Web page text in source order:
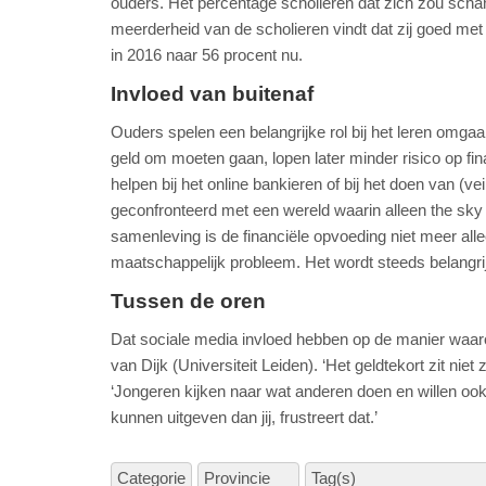
meerderheid van de scholieren vindt dat zij goed
in 2016 naar 56 procent nu.
Invloed van buitenaf
Ouders spelen een belangrijke rol bij het leren
geld om moeten gaan, lopen later minder risico op
helpen bij het online bankieren of bij het doen van
geconfronteerd met een wereld waarin alleen the
samenleving is de financiële opvoeding niet meer
maatschappelijk probleem. Het wordt steeds
Tussen de oren
Dat sociale media invloed hebben op de manier
van Dijk (Universiteit Leiden). ‘Het geldtekort zit
‘Jongeren kijken naar wat anderen doen en willen
kunnen uitgeven dan jij, frustreert dat.’
Categorie Provincie Tag(s)